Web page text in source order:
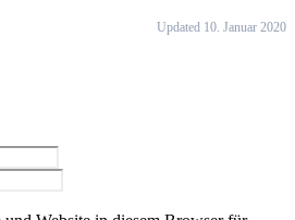
Updated 10. Januar 2020